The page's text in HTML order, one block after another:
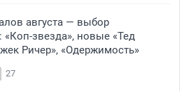
августа — выбор
«Коп-звезда», новые «Тед
Ричер», «Одержимость»
27